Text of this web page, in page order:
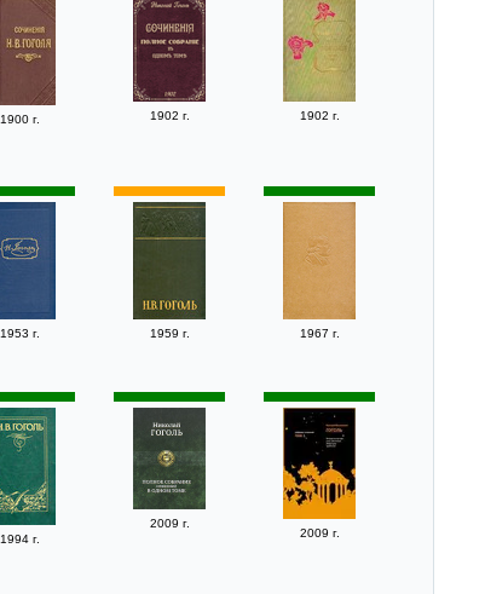
1900 г. 1902 г. 1902 г.
1953 г. 1959 г. 1967 г.
1994 г.
2009 г.
2009 г.